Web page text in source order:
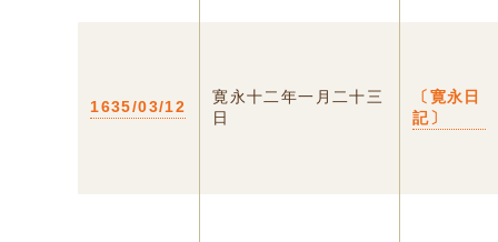
1635/03/12
寛永十二年一月二十三
日
〔寛永日
記〕